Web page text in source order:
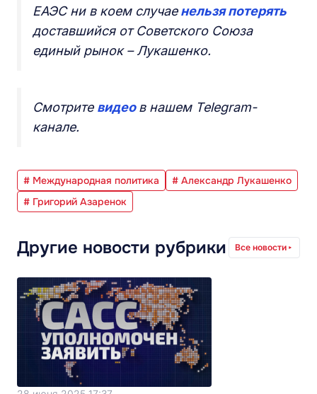
ЕАЭС ни в коем случаенельзя потерять
доставшийся от Советского Союза
единый рынок – Лукашенко.
Смотрите видеов нашем Telegram-
канале.
# Международная политика
# Александр Лукашенко
# Григорий Азаренок
Другие новости рубрики Все новости